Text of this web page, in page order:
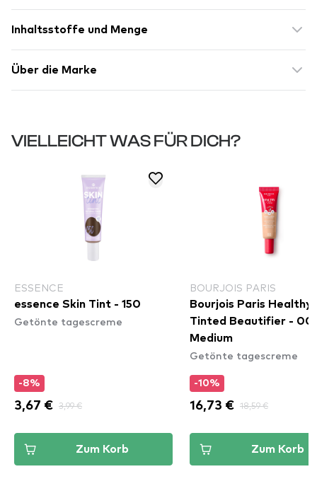
Inhaltsstoffe und Menge
Über die Marke
VIELLEICHT WAS FÜR DICH?
ESSENCE
essence Skin Tint - 150
Getönte tagescreme
-8%
3,67 € 3,99 €
Zum Korb
BOURJOIS PARIS
Bourjois Paris Healthy
Tinted Beautifier -
Medium
Getönte tagescreme
-10%
16,73 € 18,59 €
Zum Korb